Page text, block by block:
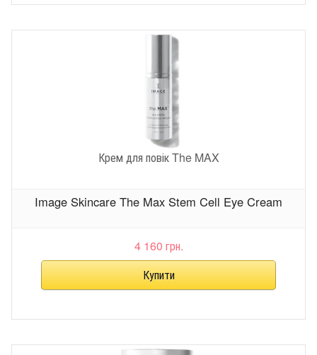
Крем для повік The MAX
Image Skincare The Max Stem Cell Eye Cream
4 160 грн.